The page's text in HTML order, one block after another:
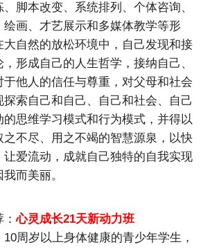
脚本改变、系统排列、个体咨询、
画、才艺展示和多媒体教学等形
自然的放松环境中，自己发现和接
形成自己的人生哲学，接纳自己、
他人的信任与尊重，对父母和社会
索自己和自己、自己和社会、自己
思维学习模式和行为模式，并得以
不尽、用之不竭的智慧源泉，以快
让爱流动，成就自己独特的自我实现
而美丽。
：心灵成长21天新动力班
10周岁以上身体健康的青少年学生，